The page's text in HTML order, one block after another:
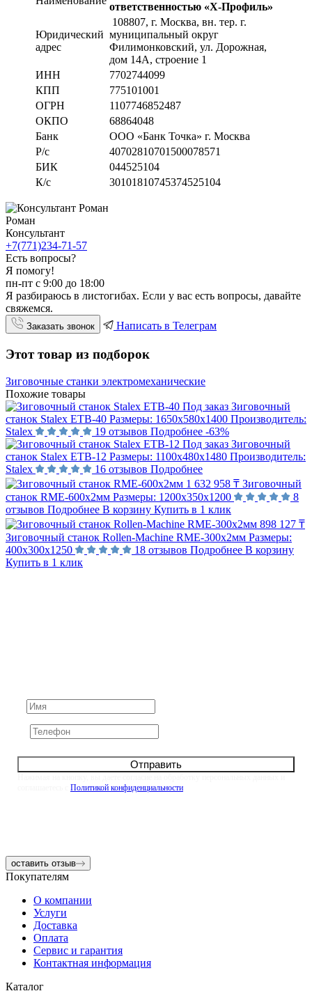
ответственностью «Х-Профиль»
Юридический
адрес
108807, г. Москва, вн. тер. г.
муниципальный округ
Филимонковский, ул. Дорожная,
дом 14А, строение 1
ИНН
7702744099
КПП
775101001
ОГРН
1107746852487
ОКПО
68864048
Банк
ООО «Банк Точка» г. Москва
Р/с
40702810701500078571
БИК
044525104
К/с
30101810745374525104
Роман
Консультант
+7(771)234-71-57
Есть вопросы?
Я помогу!
пн-пт с 9:00 до 18:00
Я разбираюсь в листогибах. Если у вас есть вопросы, давайте
свяжемся.
Заказать звонок Написать в Телеграм
Этот товар из подборок
Зиговочные станки электромеханические
Похожие товары
Под заказ Зиговочный
станок Stalex ETB-40 Размеры: 1650х580х1400 Производитель:
Stalex
19 отзывов Подробнее -63%
Под заказ Зиговочный
станок Stalex ETB-12 Размеры: 1100х480х1480 Производитель:
Stalex
16 отзывов Подробнее
1 632 958 ₸ Зиговочный
станок RME-600x2мм Размеры: 1200х350х1200
8
отзывов Подробнее В корзину Купить в 1 клик
898 127 ₸
Зиговочный станок Rollen-Machine RME-300x2мм Размеры:
400х300х1250
18 отзывов Подробнее В корзину
Купить в 1 клик
Политикой конфиденциальности
Отправить
оставить отзыв
Покупателям
О компании
Услуги
Доставка
Оплата
Сервис и гарантия
Контактная информация
Каталог